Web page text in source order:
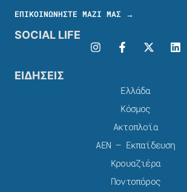
ΕΠΙΚΟΙΝΩΝΗΣΤΕ ΜΑΖΙ ΜΑΣ →
SOCIAL LIFE
ΕΙΔΗΣΕΙΣ
Ελλάδα
Κόσμος
Ακτοπλοϊα
ΑΕΝ – Εκπαίδευση
Κρουαζιέρα
Ποντοπόρος